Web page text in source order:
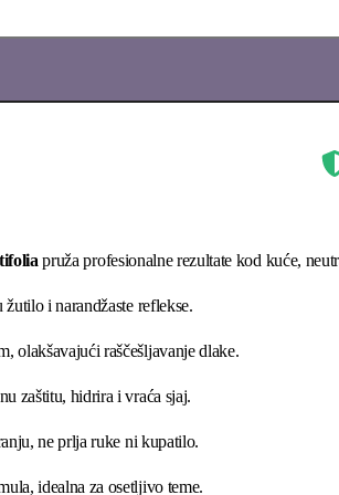
pruža profesionalne rezultate kod kuće,
i narandžaste reflekse.
olakšavajući raščešljavanje dlake.
zaštitu, hidrira i vraća sjaj.
ne prlja ruke ni kupatilo.
idealna za osetljivo teme.